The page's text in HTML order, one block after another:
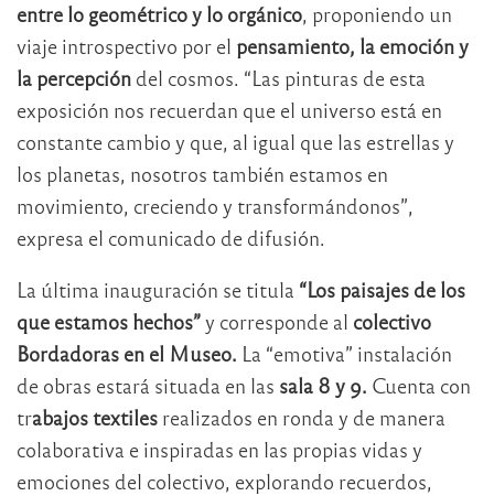
entre lo geométrico y lo orgánico, proponiendo un
viaje introspectivo por el pensamiento, la emoción y
la percepción del cosmos. “Las pinturas de esta
exposición nos recuerdan que el universo está en
constante cambio y que, al igual que las estrellas y
los planetas, nosotros también estamos en
movimiento, creciendo y transformándonos”,
expresa el comunicado de difusión.
La última inauguración se titula “Los paisajes de los
que estamos hechos”y corresponde al colectivo
Bordadoras en el Museo. La “emotiva” instalación
de obras estará situada en las sala 8 y 9. Cuenta con
trabajos textiles realizados en ronda y de manera
colaborativa e inspiradas en las propias vidas y
emociones del colectivo, explorando recuerdos,